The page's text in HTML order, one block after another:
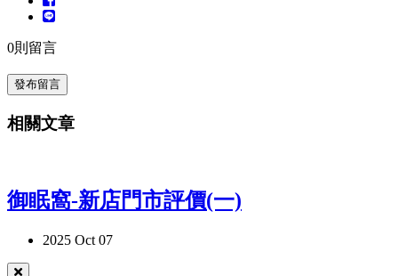
0則留言
發布留言
相關文章
御眠窩-新店門市評價(一)
2025 Oct 07